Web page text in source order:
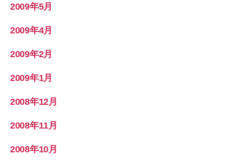
2009年5月
2009年4月
2009年2月
2009年1月
2008年12月
2008年11月
2008年10月